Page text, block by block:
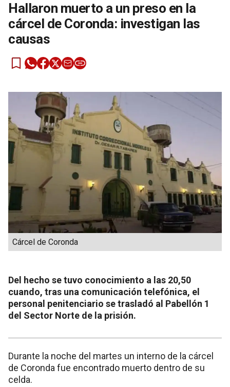
Hallaron muerto a un preso en la
cárcel de Coronda: investigan las
causas
Cárcel de Coronda
Del hecho se tuvo conocimiento a las 20,50
cuando, tras una comunicación telefónica, el
personal penitenciario se trasladó al Pabellón 1
del Sector Norte de la prisión.
Durante la noche del martes un interno de la cárcel
de Coronda fue encontrado muerto dentro de su
celda.